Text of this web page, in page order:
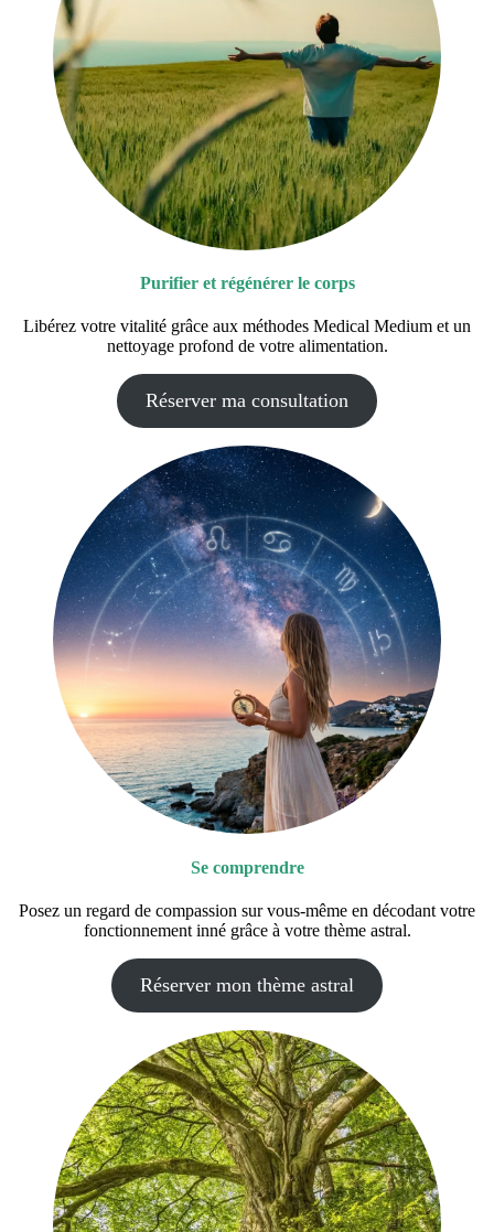
Purifier et régénérer le corps
Libérez votre vitalité grâce aux méthodes Medical Medium et un
nettoyage profond de votre alimentation.
Réserver ma consultation
Se comprendre
Posez un regard de compassion sur vous-même en décodant votre
fonctionnement inné grâce à votre thème astral.
Réserver mon thème astral